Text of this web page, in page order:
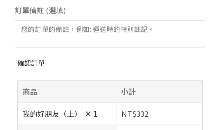
訂單備註 (選填)
確認訂單
商品 小計
我的好朋友（上） × 1 NT$332